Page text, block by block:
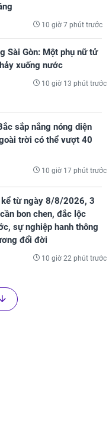
10 giờ 7 phút trước
Sài Gòn: Một phụ nữ tử
xuống nước
10 giờ 13 phút trước
sắp nắng nóng diện
trời có thể vượt 40
10 giờ 17 phút trước
kể từ ngày 8/8/2026, 3
bon chen, đắc lộc
sự nghiệp hanh thông
đổi đời
10 giờ 22 phút trước